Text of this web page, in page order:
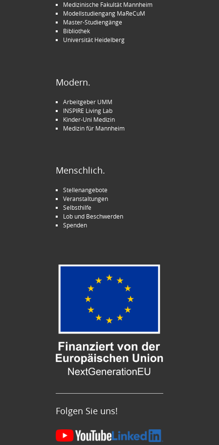
Medizinische Fakultät Mannheim
Modellstudiengang MaReCuM
Master-Studiengänge
Bibliothek
Universität Heidelberg
Modern.
Arbeitgeber UMM
INSPIRE Living Lab
Kinder-Uni Medizin
Medizin für Mannheim
Menschlich.
Stellenangebote
Veranstaltungen
Selbsthilfe
Lob und Beschwerden
Spenden
Folgen Sie uns!